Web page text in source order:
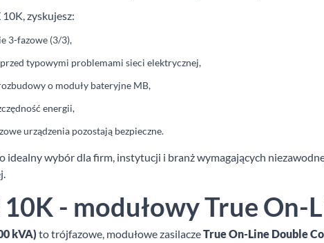
zyskujesz:
3-fazowe (3/3),
typowymi problemami sieci elektrycznej,
o moduły bateryjne MB,
energii,
urządzenia pozostają bezpieczne.
idealny wybór dla firm, instytucji i branż wymagających
10K - modułowy True On-
kVA)to trójfazowe, modułowe zasilaczeTrue On-Line Double